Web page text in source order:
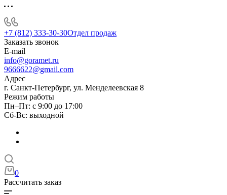
+7 (812) 333-30-30Отдел продаж
Заказать звонок
E-mail
info@goramet.ru
9666622@gmail.com
Адрес
г. Санкт-Петербург, ул. Менделеевская 8
Режим работы
Пн–Пт: с 9:00 до 17:00
Сб-Вс: выходной
0
Рассчитать заказ